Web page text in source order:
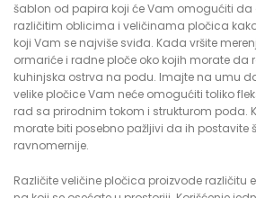
šablon od papira koji će Vam omogućiti da
različitim oblicima i veličinama pločica
koji Vam se najviše sviđa. Kada vršite
ormariće i radne ploče oko kojih morate da
kuhinjska ostrva na podu. Imajte na umu
velike pločice Vam neće omogućiti toliko
rad sa prirodnim tokom i strukturom poda.
morate biti posebno pažljivi da ih postavite
ravnomernije.
Različite veličine pločica proizvode različitu